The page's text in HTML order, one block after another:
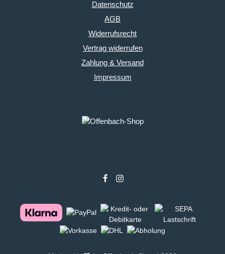
Datenschutz
AGB
Widerrufsrecht
Vertrag widerrufen
Zahlung & Versand
Impressum